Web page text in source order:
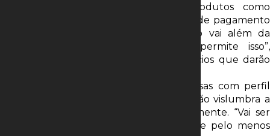
oferecer. “É possível desenvolver produtos como
rastreamento de cargas, seguros, meios de pagamento
específicos para o setor rodoviário. Isso vai além da
atividade portuária e este modelo permite isso”,
acrescenta. Para o executivo, os consórcios que darão
podem ter uma composição de empresas com perfil
financeiro e estratégico de porto. Abrahão vislumbra a
entrada de players tecnológicos,futuramente. “Vai ser
uma dinâmica interessante, acredito que pelo menos